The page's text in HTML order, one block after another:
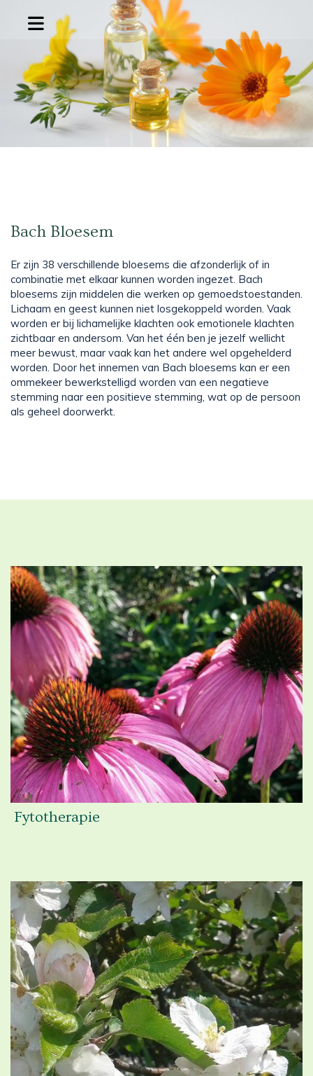
Bach Bloesem
Er zijn 38 verschillende bloesems die afzonderlijk of in
combinatie met elkaar kunnen worden ingezet. Bach
bloesems zijn middelen die werken op gemoedstoestanden.
Lichaam en geest kunnen niet losgekoppeld worden. Vaak
worden er bij lichamelijke klachten ook emotionele klachten
zichtbaar en andersom. Van het één ben je jezelf wellicht
meer bewust, maar vaak kan het andere wel opgehelderd
worden. Door het innemen van Bach bloesems kan er een
ommekeer bewerkstelligd worden van een negatieve
stemming naar een positieve stemming, wat op de persoon
als geheel doorwerkt.
Fytotherapie